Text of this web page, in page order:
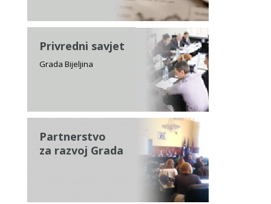
Privredni savjet
Grada Bijeljina
Partnerstvo
za razvoj Grada